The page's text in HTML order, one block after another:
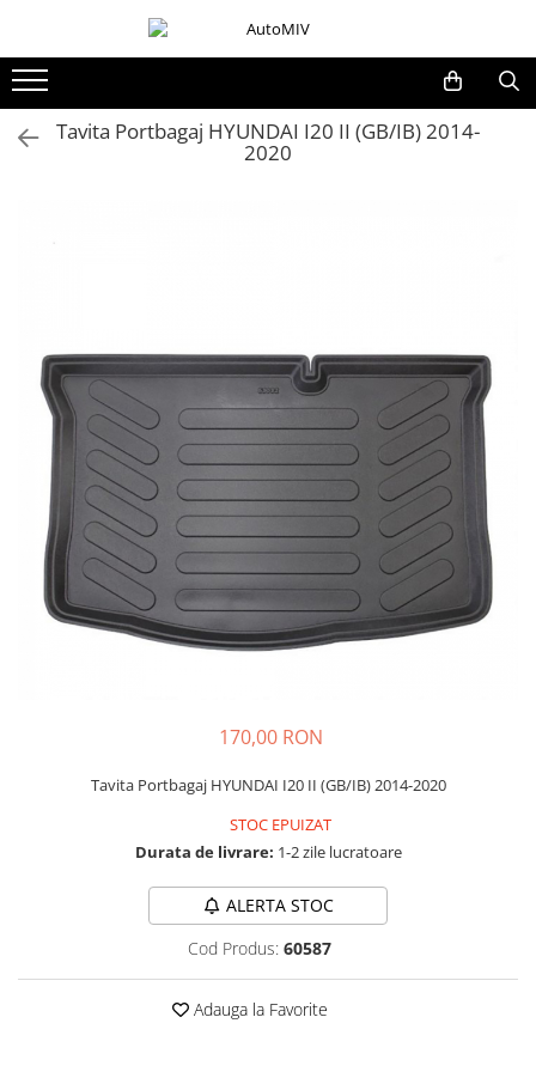
Oferta Saptamanii
Buton Frana
Buton Clapeta Rezervor
Buton Portbagaj
Alte Butoane/Comutatoare
Butoane Semnalizare
Schimbatoare Viteze
Accesorii Auto
Accesorii Auto Exterior
Inchidere Centralizata
Huse Scaune Auto
Tavite Portbagaj Dedicate
Covorase Auto/ Presuri Auto
Seturi Interior
Accesorii Siguranta Auto
Tavita Portbagaj HYUNDAI I20 II (GB/IB) 2014-
2020
170,00 RON
Tavita Portbagaj HYUNDAI I20 II (GB/IB) 2014-2020
STOC EPUIZAT
Durata de livrare: 1-2 zile lucratoare
ALERTA STOC
Cod Produs: 60587
Adauga la Favorite